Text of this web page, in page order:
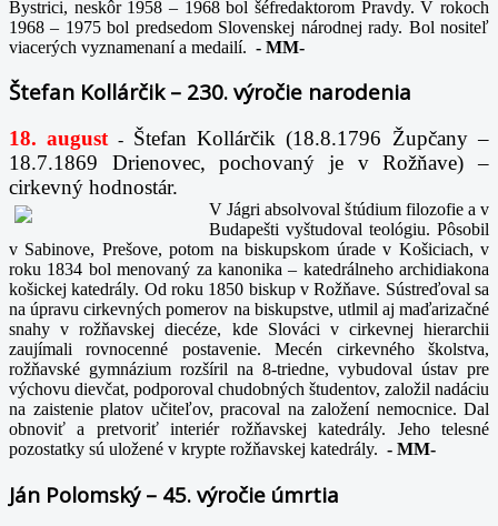
Bystrici, neskôr 1958 – 1968 bol šéfredaktorom Pravdy. V rokoch
1968 – 1975 bol predsedom Slovenskej národnej rady. Bol nositeľ
viacerých vyznamenaní a medailí. - MM-
Štefan Kollárčik – 230. výročie narodenia
18. august -
Štefan Kollárčik (18.8.1796 Župčany –
18.7.1869 Drienovec, pochovaný je v Rožňave) –
cirkevný hodnostár.
V Jágri absolvoval štúdium filozofie a v
Budapešti vyštudoval teológiu. Pôsobil
v Sabinove, Prešove, potom na biskupskom úrade v Košiciach, v
roku 1834 bol menovaný za kanonika – katedrálneho archidiakona
košickej katedrály. Od roku 1850 biskup v Rožňave. Sústreďoval sa
na úpravu cirkevných pomerov na biskupstve, utlmil aj maďarizačné
snahy v rožňavskej diecéze, kde Slováci v cirkevnej hierarchii
zaujímali rovnocenné postavenie. Mecén cirkevného školstva,
rožňavské gymnázium rozšíril na 8-triedne, vybudoval ústav pre
výchovu dievčat, podporoval chudobných študentov, založil nadáciu
na zaistenie platov učiteľov, pracoval na založení nemocnice. Dal
obnoviť a pretvoriť interiér rožňavskej katedrály. Jeho telesné
pozostatky sú uložené v krypte rožňavskej katedrály. - MM-
Ján Polomský – 45. výročie úmrtia